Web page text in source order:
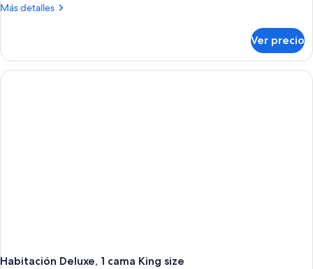
Más detalles
Más
Deluxe,
cama
Ver precio
Habitación Deluxe, 1 cama King size